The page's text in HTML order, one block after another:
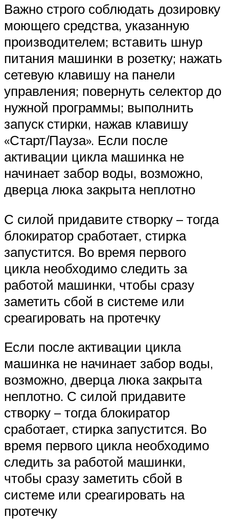
Важно строго соблюдать дозировку
моющего средства, указанную
производителем; вставить шнур
питания машинки в розетку; нажать
сетевую клавишу на панели
управления; повернуть селектор до
нужной программы; выполнить
запуск стирки, нажав клавишу
«Старт/Пауза». Если после
активации цикла машинка не
начинает забор воды, возможно,
дверца люка закрыта неплотно
С силой придавите створку – тогда
блокиратор сработает, стирка
запустится. Во время первого
цикла необходимо следить за
работой машинки, чтобы сразу
заметить сбой в системе или
среагировать на протечку
Если после активации цикла
машинка не начинает забор воды,
возможно, дверца люка закрыта
неплотно. С силой придавите
створку – тогда блокиратор
сработает, стирка запустится. Во
время первого цикла необходимо
следить за работой машинки,
чтобы сразу заметить сбой в
системе или среагировать на
протечку